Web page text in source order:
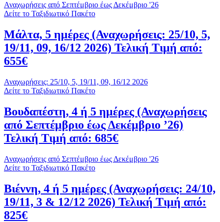
Αναχωρήσεις από Σεπτέμβριο έως Δεκέμβριο '26
Δείτε το Ταξιδιωτικό Πακέτο
Μάλτα, 5 ημέρες (Αναχωρήσεις: 25/10, 5,
19/11, 09, 16/12 2026) Τελική Τιμή από:
655€
Αναχωρήσεις: 25/10, 5, 19/11, 09, 16/12 2026
Δείτε το Ταξιδιωτικό Πακέτο
Βουδαπέστη, 4 ή 5 ημέρες (Αναχωρήσεις
από Σεπτέμβριο έως Δεκέμβριο ’26)
Τελική Τιμή από: 685€
Αναχωρήσεις από Σεπτέμβριο έως Δεκέμβριο '26
Δείτε το Ταξιδιωτικό Πακέτο
Βιέννη, 4 ή 5 ημέρες (Αναχωρήσεις: 24/10,
19/11, 3 & 12/12 2026) Τελική Τιμή από:
825€